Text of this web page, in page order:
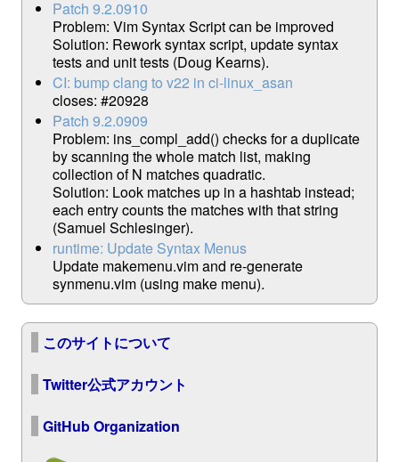
Patch 9.2.0910
Problem: Vim Syntax Script can be improved
Solution: Rework syntax script, update syntax
tests and unit tests (Doug Kearns).
CI: bump clang to v22 in ci-linux_asan
closes: #20928
Patch 9.2.0909
Problem: ins_compl_add() checks for a duplicate
by scanning the whole match list, making
collection of N matches quadratic.
Solution: Look matches up in a hashtab instead;
each entry counts the matches with that string
(Samuel Schlesinger).
runtime: Update Syntax Menus
Update makemenu.vim and re-generate
synmenu.vim (using make menu).
このサイトについて
Twitter公式アカウント
GitHub Organization